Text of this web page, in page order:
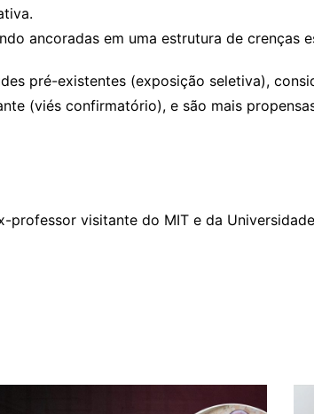
ancoradas em uma estrutura de crenças
pré-existentes (exposição seletiva),
(viés confirmatório), e são mais
professor visitante do MIT e da